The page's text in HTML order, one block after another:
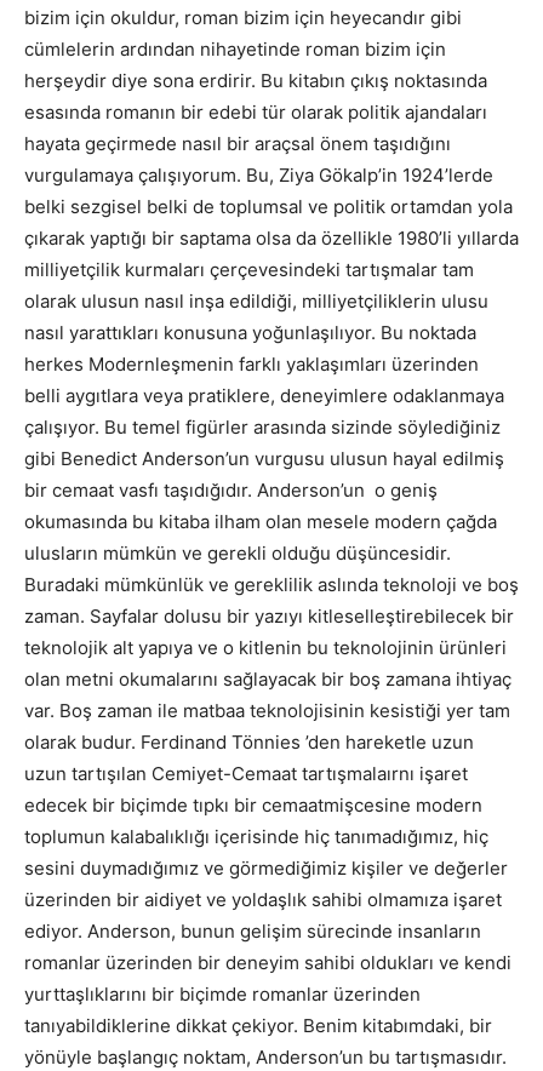
bizim için okuldur, roman bizim için heyecandır gibi
cümlelerin ardından nihayetinde roman bizim için
herşeydir diye sona erdirir. Bu kitabın çıkış noktasında
esasında romanın bir edebi tür olarak politik ajandaları
hayata geçirmede nasıl bir araçsal önem taşıdığını
vurgulamaya çalışıyorum. Bu, Ziya Gökalp’in 1924’lerde
belki sezgisel belki de toplumsal ve politik ortamdan yola
çıkarak yaptığı bir saptama olsa da özellikle 1980’li yıllarda
milliyetçilik kurmaları çerçevesindeki tartışmalar tam
olarak ulusun nasıl inşa edildiği, milliyetçiliklerin ulusu
nasıl yarattıkları konusuna yoğunlaşılıyor. Bu noktada
herkes Modernleşmenin farklı yaklaşımları üzerinden
belli aygıtlara veya pratiklere, deneyimlere odaklanmaya
çalışıyor. Bu temel figürler arasında sizinde söylediğiniz
gibi Benedict Anderson’un vurgusu ulusun hayal edilmiş
bir cemaat vasfı taşıdığıdır. Anderson’un o geniş
okumasında bu kitaba ilham olan mesele modern çağda
ulusların mümkün ve gerekli olduğu düşüncesidir.
Buradaki mümkünlük ve gereklilik aslında teknoloji ve boş
zaman. Sayfalar dolusu bir yazıyı kitleselleştirebilecek bir
teknolojik alt yapıya ve o kitlenin bu teknolojinin ürünleri
olan metni okumalarını sağlayacak bir boş zamana ihtiyaç
var. Boş zaman ile matbaa teknolojisinin kesistiği yer tam
olarak budur. Ferdinand Tönnies ’den hareketle uzun
uzun tartışılan Cemiyet-Cemaat tartışmalaırnı işaret
edecek bir biçimde tıpkı bir cemaatmişcesine modern
toplumun kalabalıklığı içerisinde hiç tanımadığımız, hiç
sesini duymadığımız ve görmediğimiz kişiler ve değerler
üzerinden bir aidiyet ve yoldaşlık sahibi olmamıza işaret
ediyor. Anderson, bunun gelişim sürecinde insanların
romanlar üzerinden bir deneyim sahibi oldukları ve kendi
yurttaşlıklarını bir biçimde romanlar üzerinden
tanıyabildiklerine dikkat çekiyor. Benim kitabımdaki, bir
yönüyle başlangıç noktam, Anderson’un bu tartışmasıdır.